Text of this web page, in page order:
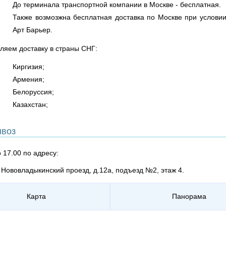
До терминала транспортной компании в Москве - бесплатная.
Также возмозжна бесплатная доставка по Москве при
Арт Барьер.
доставку в страны СНГ:
Киргизия;
Армения;
Белоруссия;
Казахстан;
17.00 по адресу:
Нововладыкинский проезд, д.12а, подъезд №2, этаж 4.
Карта Панорама